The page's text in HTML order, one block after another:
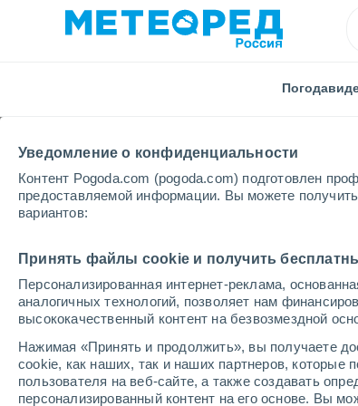
Уведомление о конфиденциальности
Контент Pogoda.com (pogoda.com) подготовлен
предоставляемой информации. Вы можете
вариантов:
Принять файлы cookie и получить
Персонализированная интернет-реклама,
аналогичных технологий, позволяет нам
высококачественный контент на безвозмездной
Нажимая «Принять и продолжить», вы получаете
cookie, как наших, так и наших партнеров, которые
пользователя на веб-сайте, а также создавать
персонализированный контент на его основе. Вы
Погода
Погода в Мэне
cегодня, 9 августа Весь день